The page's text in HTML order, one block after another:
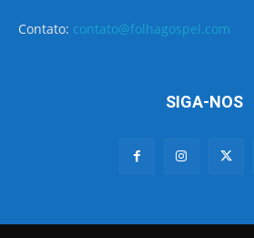
Contato: contato@folhagospel.com
SIGA-NOS